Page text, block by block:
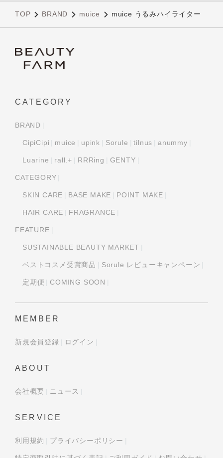
TOP BRAND muice muice うるみハイライター
CATEGORY
BRAND
CipiCipi muice upink Sorule tilnus anummy
Luarine rall.+ RRRing GENTY
CATEGORY
SKIN CARE BASE MAKE POINT MAKE
HAIR CARE FRAGRANCE
FEATURE
SUSTAINABLE BEAUTY MARKET
ベストコスメ受賞商品 Sorule レビューキャンペーン
定期便 COMING SOON
MEMBER
新規会員登録 ログイン
ABOUT
会社概要 ニュース
SERVICE
利用規約 プライバシーポリシー